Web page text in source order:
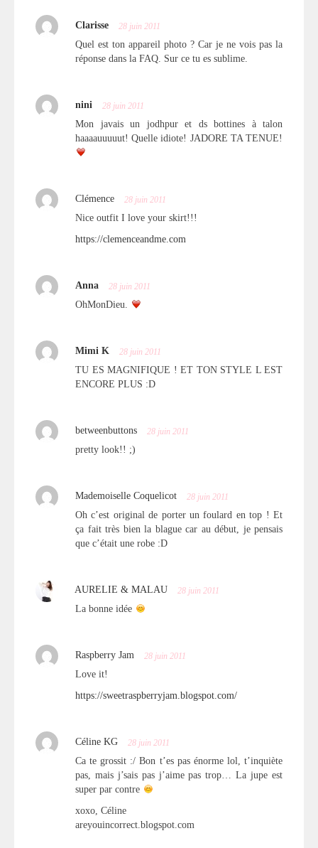
Clarisse 28 juin 2011
Quel est ton appareil photo ? Car je ne vois pas la
réponse dans la FAQ. Sur ce tu es sublime.
nini 28 juin 2011
Mon javais un jodhpur et ds bottines à talon
haaaauuuuut! Quelle idiote! JADORE TA TENUE!
Clémence 28 juin 2011
Nice outfit I love your skirt!!!
https://clemenceandme.com
Anna 28 juin 2011
OhMonDieu.
Mimi K 28 juin 2011
TU ES MAGNIFIQUE ! ET TON STYLE L EST
ENCORE PLUS :D
betweenbuttons 28 juin 2011
pretty look!! ;)
Mademoiselle Coquelicot 28 juin 2011
Oh c’est original de porter un foulard en top ! Et
ça fait très bien la blague car au début, je pensais
que c’était une robe :D
AURELIE & MALAU 28 juin 2011
La bonne idée
Raspberry Jam 28 juin 2011
Love it!
https://sweetraspberryjam.blogspot.com/
Céline KG 28 juin 2011
Ca te grossit :/ Bon t’es pas énorme lol, t’inquiète
pas, mais j’sais pas j’aime pas trop… La jupe est
super par contre
xoxo, Céline
areyouincorrect.blogspot.com